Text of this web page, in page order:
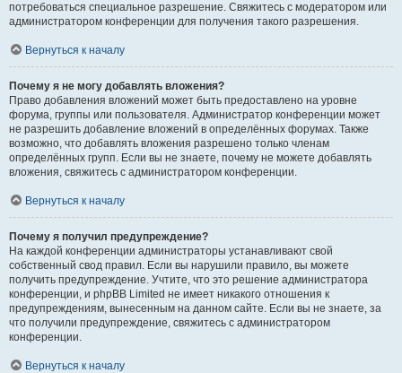
потребоваться специальное разрешение. Свяжитесь с модератором или
администратором конференции для получения такого разрешения.
Вернуться к началу
Почему я не могу добавлять вложения?
Право добавления вложений может быть предоставлено на уровне
форума, группы или пользователя. Администратор конференции может
не разрешить добавление вложений в определённых форумах. Также
возможно, что добавлять вложения разрешено только членам
определённых групп. Если вы не знаете, почему не можете добавлять
вложения, свяжитесь с администратором конференции.
Вернуться к началу
Почему я получил предупреждение?
На каждой конференции администраторы устанавливают свой
собственный свод правил. Если вы нарушили правило, вы можете
получить предупреждение. Учтите, что это решение администратора
конференции, и phpBB Limited не имеет никакого отношения к
предупреждениям, вынесенным на данном сайте. Если вы не знаете, за
что получили предупреждение, свяжитесь с администратором
конференции.
Вернуться к началу